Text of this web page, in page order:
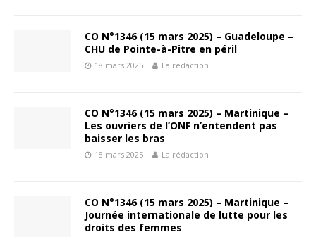
CO N°1346 (15 mars 2025) – Guadeloupe –
CHU de Pointe-à-Pitre en péril
18 mars 2025 La rédaction
CO N°1346 (15 mars 2025) – Martinique –
Les ouvriers de l’ONF n’entendent pas
baisser les bras
18 mars 2025 La rédaction
CO N°1346 (15 mars 2025) – Martinique –
Journée internationale de lutte pour les
droits des femmes